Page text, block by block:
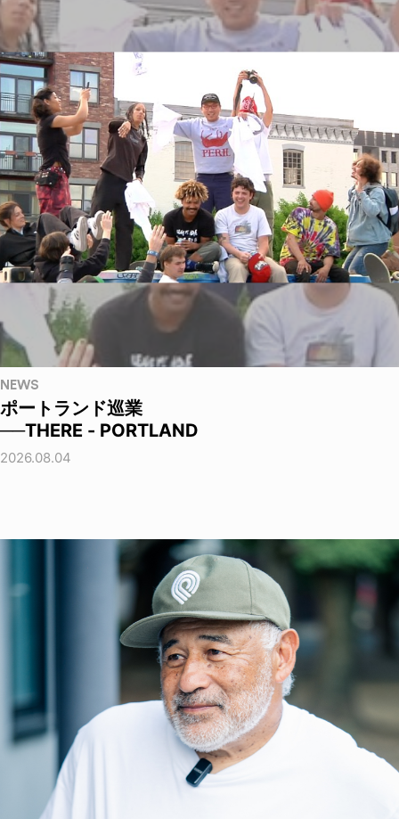
NEWS
ポートランド巡業
──THERE - PORTLAND
2026.08.04